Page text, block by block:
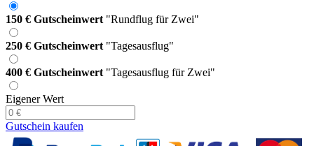
150 € Gutscheinwert "Rundflug für Zwei"
250 € Gutscheinwert "Tagesausflug"
400 € Gutscheinwert "Tagesausflug für Zwei"
Eigener Wert
Gutschein kaufen